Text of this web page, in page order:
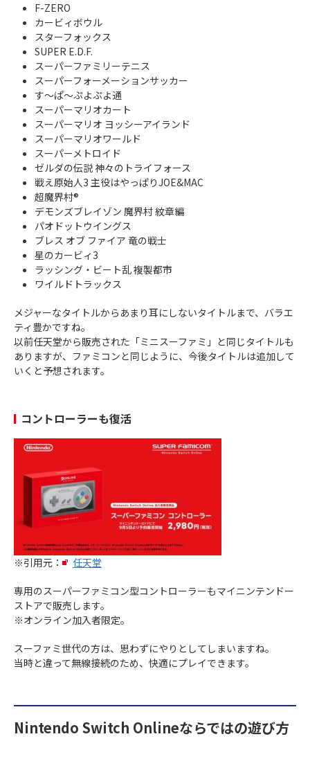
F-ZERO
カービィボウル
スターフォックス
SUPER E.D.F.
スーパーファミリーテニス
スーパーフォーメーションサッカー
す～ぱ～ぷよぷよ通
スーパーマリオカート
スーパーマリオ ヨッシーアイランド
スーパーマリオワールド
スーパーメトロイド
ゼルダの伝説 神々のトライフォース
戦え原始人3 主役はやっぱりJOE&MAC
超魔界村®
デモンズブレイゾン 魔界村 紋章編
パオドットウイングス
ブレス オブ ファイア 竜の戦士
星のカービィ3
ラッシング・ビート乱 複製都市
ワイルドトラックス
メジャーなタイトルからあまり耳にしないタイトルまで、バラエ
ティ豊かですね。
以前任天堂から販売された「ミニスーファミ」と同じタイトルも
ありますが、ファミコンと同じように、今後タイトルは追加して
いくと予想されます。
コントローラーも復活
※引用元： 任天堂
専用のスーパーファミコン型コントローラーもマイニンテンドー
ストアで販売します。
※オンライン加入者限定。
スーファミ世代の方は、思わずにやりとしてしまいますね。
当時と違って無線接続のため、快適にプレイできます。
Nintendo Switch Onlineならではの遊び方